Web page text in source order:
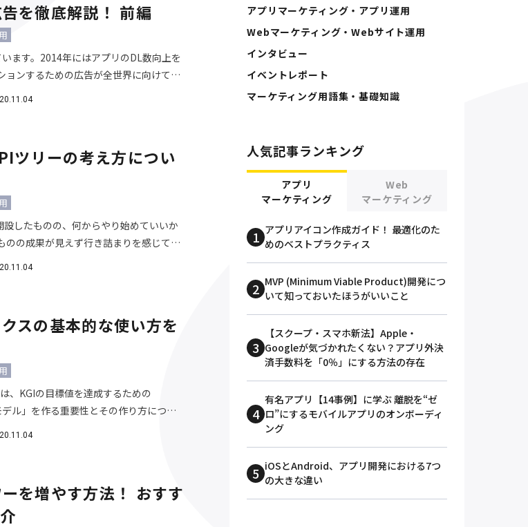
を徹底解説！ 前編
ます。2014年にはアプリのDL数向上を
ョンするための広告が全世界に向けてリ
プリのプロモーションはアプリ事業者
ネルとまでは言えませんが、
気ランキング(2018年4月時点)
リーの考え方につい
したものの、何からやり始めていいか
のの成果が見えず行き詰まりを感じてい
しているのか、何を計測すればいいの
事では効果的にTwitterを運用するため
明確にする
スの基本的な使い方を
、KGIの目標値を達成するための
ル」を作る重要性とその作り方につい
た後にシミュレーションモデルを作る
めにはどのKPIをどこまで伸ばす必要
を測る必要があります。
を増やす方法！ おすす
アプリマーケティング・アプリ運用
Webマーケティング・Webサイト運用
インタビュー
イベントレポート
マーケティング用語集・基礎知識
人気記事ランキング
アプリ
マーケティング
Web
マーケティング
アプリアイコン作成ガイド！ 最適化のた
めのベストプラクティス
MVP (Minimum Viable Product)開発につ
いて知っておいたほうがいいこと
【スクープ・スマホ新法】Apple・
Googleが気づかれたくない？アプリ外決
済手数料を「0％」にする方法の存在
有名アプリ【14事例】に学ぶ 離脱を“ゼ
ロ”にするモバイルアプリのオンボーディ
ング
iOSとAndroid、アプリ開発における7つ
の大きな違い